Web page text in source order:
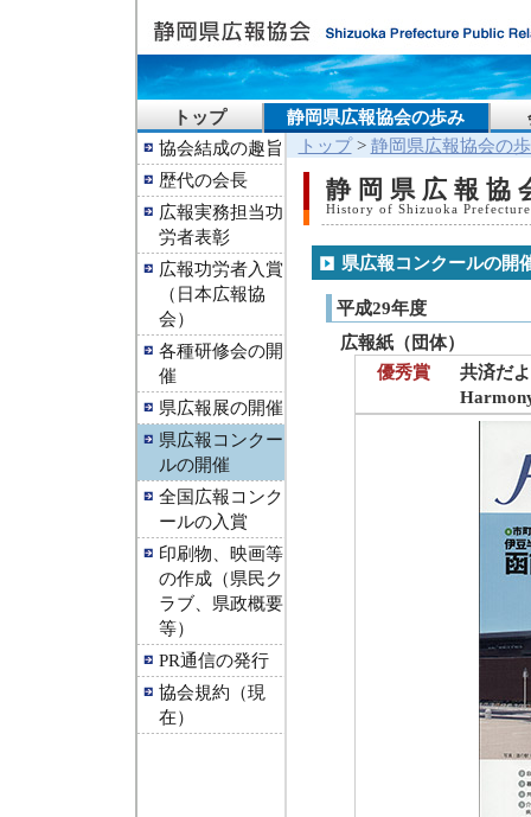
トップ 静岡県広報協会の歩み
協会結成の趣旨
歴代の会長
広報実務担当功
労者表彰
広報功労者入賞
（日本広報協
会）
各種研修会の開
催
県広報展の開催
県広報コンクー
ルの開催
全国広報コンク
ールの入賞
印刷物、映画等
の作成（県民ク
ラブ、県政概要
等）
PR通信の発行
協会規約（現
在）
トップ> 静岡県広報協会の
静岡県広報協
History of Shizuoka
県広報コンクールの開
平成29年度
広報紙（団体）
優秀賞
共済だ